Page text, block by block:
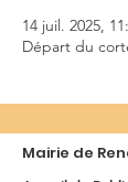
14 juil. 2025,
Départ du
Mairie de